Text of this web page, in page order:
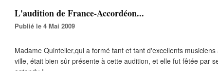
L'audition de France-Accordéon...
Publié le 4 Mai 2009
Madame Quintelier,qui a formé tant et tant d'excellents
ville, était bien sûr présente à cette audition, et elle fut fêtée par